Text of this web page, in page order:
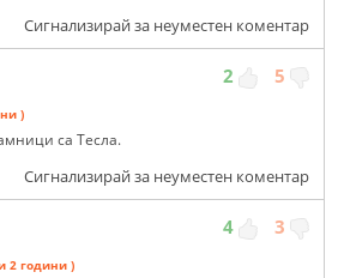
Сигнализирай за неуместен коментар
2 5
)
са Тесла.
Сигнализирай за неуместен коментар
4 3
2 години )